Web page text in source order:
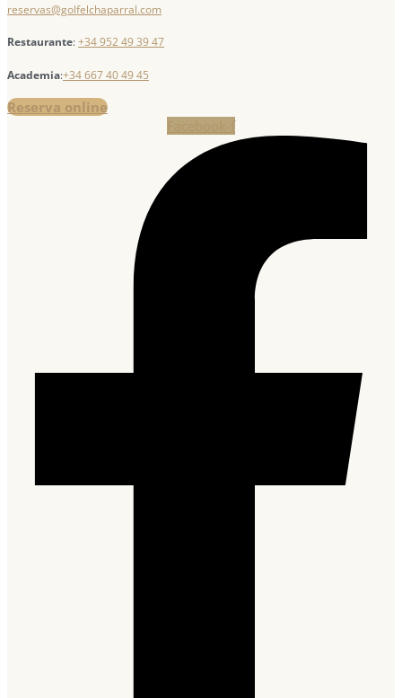
reservas@golfelchaparral.com
Restaurante:+34 952 49 39 47
Academia:+34 667 40 49 45
Reserva online